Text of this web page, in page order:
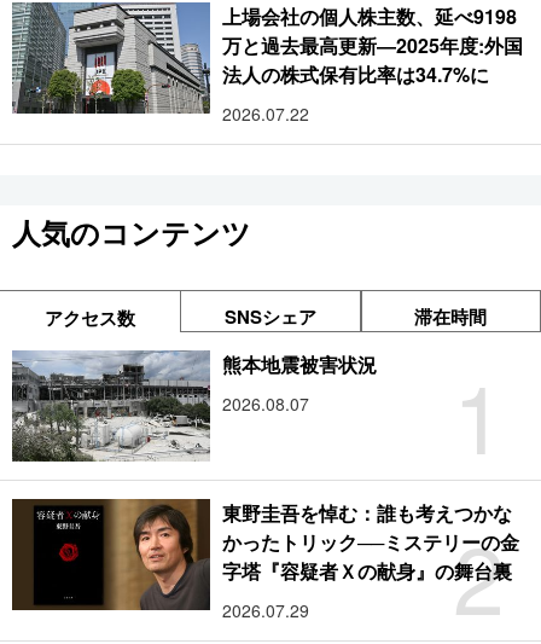
上場会社の個人株主数、延べ9198
万と過去最高更新―2025年度:外国
法人の株式保有比率は34.7%に
2026.07.22
人気のコンテンツ
アクセス数 SNSシェア 滞在時間
1
熊本地震被害状況
2026.08.07
2
東野圭吾を悼む：誰も考えつかな
かったトリック──ミステリーの金
字塔『容疑者Ｘの献身』の舞台裏
2026.07.29